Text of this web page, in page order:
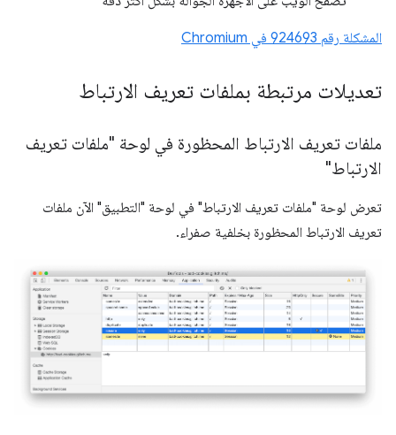
المشكلة رقم ‎924693 في Chromium
تعديلات مرتبطة بملفات تعريف الارتباط
ملفات تعريف الارتباط المحظورة في لوحة "ملفات تعريف
الارتباط"
تعرض لوحة "ملفات تعريف الارتباط" في لوحة "التطبيق" الآن ملفات
تعريف الارتباط المحظورة بخلفية صفراء.